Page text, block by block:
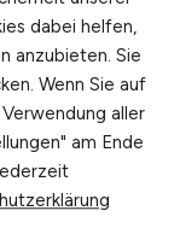
dabei helfen,
anzubieten. Sie
Wenn Sie auf
aller
am Ende